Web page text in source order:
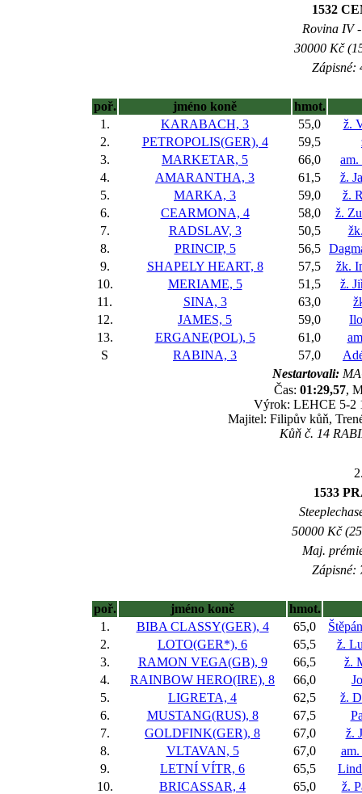
1532
Rovina IV
30000 Kč
Zápisné:
poř. jméno koně
hmot.
1.
KARABACH, 3 55,0
ž.
2.
PETROPOLIS(GER), 4 59,5
3.
MARKETAR, 5 66,0
4.
AMARANTHA, 3 61,5
ž.
5.
MARKA, 3 59,0
ž.
6.
CEARMONA, 4 58,0
ž.
7.
RADSLAV, 3 50,5
8.
PRINCIP, 5 56,5
9.
SHAPELY HEART, 8 57,5
žk.
10.
MERIAME, 5 51,5
ž.
11.
SINA, 3 63,0
12.
JAMES, 5 59,0
13.
ERGANE(POL), 5 61,0
S
RABINA, 3 57,0
Nestartovali:
Čas: 01:29,57,
Výrok: LEHCE 5-2
Majitel: Filipův kůň,
Kůň č. 14
1533
50000 Kč
Maj.
Zápisné:
poř. jméno koně
hmot.
1.
BIBA CLASSY(GER), 4 65,0
2.
LOTO(GER*), 6 65,5
ž.
3.
RAMON VEGA(GB), 9 66,5
ž.
4.
RAINBOW HERO(IRE), 8 66,0
5.
LIGRETA, 4 62,5
ž.
6.
MUSTANG(RUS), 8 67,5
7.
GOLDFINK(GER), 8 67,0
ž.
8.
VLTAVAN, 5 67,0
9.
LETNÍ VÍTR, 6 65,5
10.
BRICASSAR, 4 65,0
ž.